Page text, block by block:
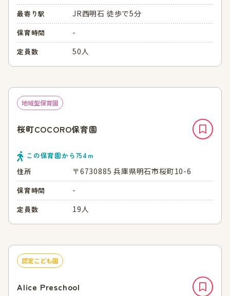
最寄り駅 JR西明石 徒歩で5分
保育時間 -
定員数 50人
地域型保育園
桜町COCORO保育園
この保育園から754 ｍ
住所
〒6730885 兵庫県明石市桜町10-6
保育時間 -
定員数 19人
認定こども園
Alice Preschool